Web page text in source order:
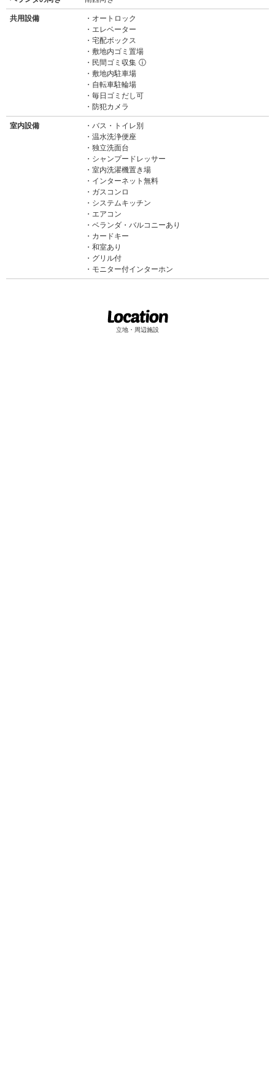
共用設備
オートロック
エレベーター
宅配ボックス
敷地内ゴミ置場
民間ゴミ収集 ⓘ
敷地内駐車場
自転車駐輪場
毎日ゴミだし可
防犯カメラ
室内設備
バス・トイレ別
温水洗浄便座
独立洗面台
シャンプードレッサー
室内洗濯機置き場
インターネット無料
ガスコンロ
システムキッチン
エアコン
ベランダ・バルコニーあり
カードキー
和室あり
グリル付
モニター付インターホン
立地・周辺施設